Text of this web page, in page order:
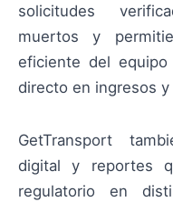
solicitudes
muertos y
eficiente del
directo en ingresos
GetTransport
digital y reportes
regulatorio en